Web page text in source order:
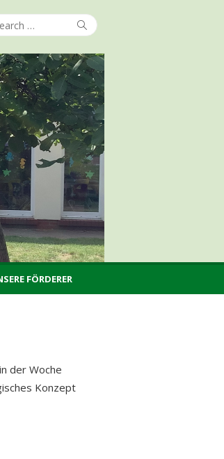
Search
FÖRDERER
der Woche
Konzept